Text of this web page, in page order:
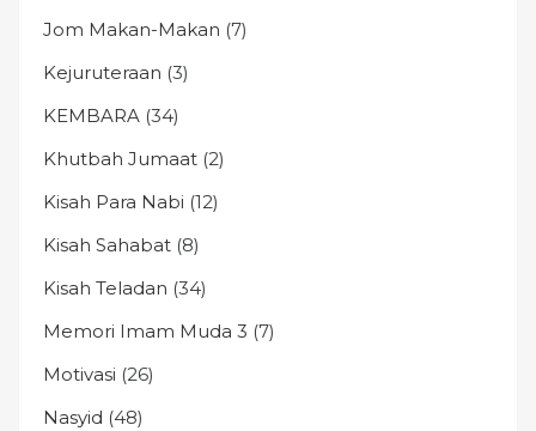
Jom Makan-Makan (7)
Kejuruteraan (3)
KEMBARA (34)
Khutbah Jumaat (2)
Kisah Para Nabi (12)
Kisah Sahabat (8)
Kisah Teladan (34)
Memori Imam Muda 3 (7)
Motivasi (26)
Nasyid (48)